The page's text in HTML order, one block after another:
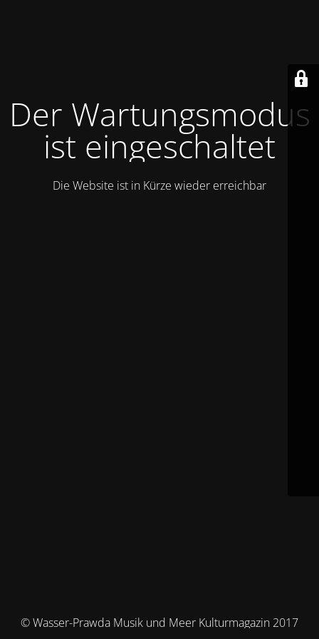
Der Wartungsmodus
ist eingeschaltet
Die Website ist in Kürze wieder erreichbar
© Wasser-Prawda Musik und Meer Kulturmagazin 2017